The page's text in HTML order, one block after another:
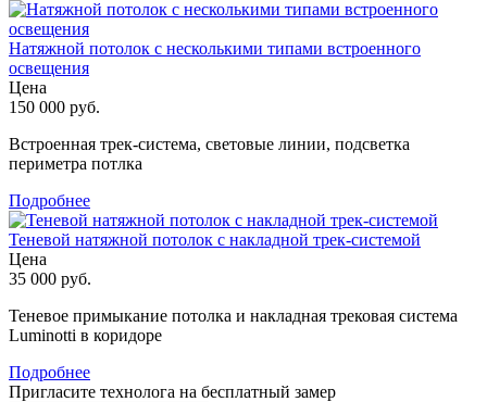
Натяжной потолок с несколькими типами встроенного
освещения
Цена
150 000 руб.
Встроенная трек-система, световые линии, подсветка
периметра потлка
Подробнее
Теневой натяжной потолок с накладной трек-системой
Цена
35 000 руб.
Теневое примыкание потолка и накладная трековая система
Luminotti в коридоре
Подробнее
Пригласите технолога на бесплатный замер